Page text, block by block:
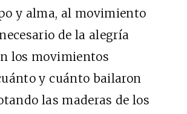
y alma, al movimiento
de la alegría
los movimientos
y cuánto bailaron
las maderas de los